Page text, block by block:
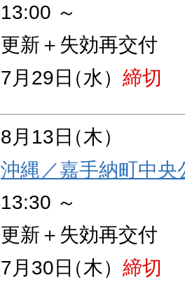
13:00 ～
更新＋失効再交付
7月29日（水） 締切
8月13日（木）
沖縄／嘉手納町中央
13:30 ～
更新＋失効再交付
7月30日（木） 締切